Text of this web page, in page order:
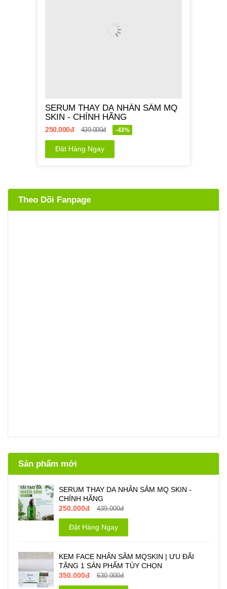
SERUM THAY DA NHÂN SÂM MQ
SKIN - CHÍNH HÃNG
250.000đ 439.000đ -43%
Đặt Hàng Ngay
Theo Dõi Fanpage
Sản phẩm mới
SERUM THAY DA NHÂN SÂM MQ SKIN -
CHÍNH HÃNG
250.000đ
439.000đ
Đặt Hàng Ngay
KEM FACE NHÂN SÂM MQSKIN | ƯU ĐÃI
TẶNG 1 SẢN PHẨM TÙY CHỌN
350.000đ
630.000đ